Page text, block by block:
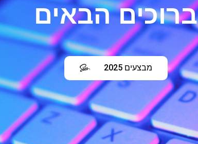
ברוכים הבאים
מבצעים 2025